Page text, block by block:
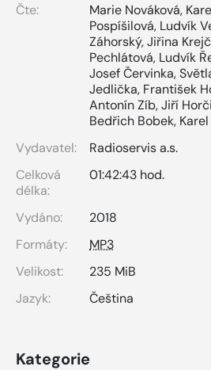
Čte:
Marie Nováková,
Pospíšilová, Ludvík
Záhorský,Jiřina
Pechlátová, Ludvík
Josef Červinka,
Jedlička, František
Antonín Zíb,Jiří
Bedřich Bobek,
Vydavatel:
Radioservis a.s.
Celková
délka:
01:42:43 hod.
Vydáno:
2018
Formáty:
MP3
Velikost:
235 MiB
Jazyk:
Čeština
Kategorie